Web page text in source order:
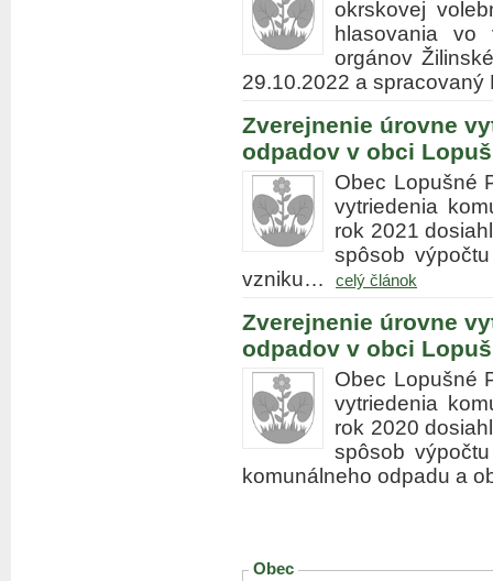
okrskovej
hlasovania
orgánov
29.10.2022 a
Zverejnenie úrovne
odpadov v obci
Obec Lopušné
vytriedenia
rok 2021
spôsob
vzniku…
celý článok
Zverejnenie úrovne
odpadov v obci
Obec Lopušné
vytriedenia
rok 2020
spôsob
komunálneho odpadu a
Obec